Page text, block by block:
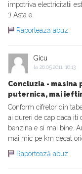
impotriva electricitatii
:) Asta e.
Raportează abuz
Gicu
la 26.05.2011, 16:13
Concluzia - masina
puternica, mai
Conform cifrelor din
ai dureri de cap daca iti
benzina e si mai bine.
mai mic pe km decat
Raportează abuz